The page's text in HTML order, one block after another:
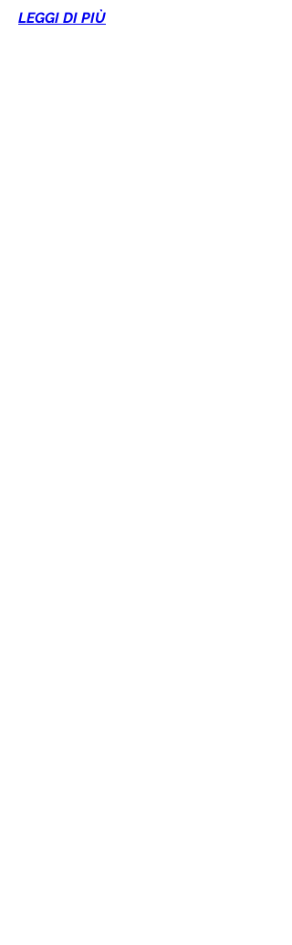
LEGGI DI PIÙ